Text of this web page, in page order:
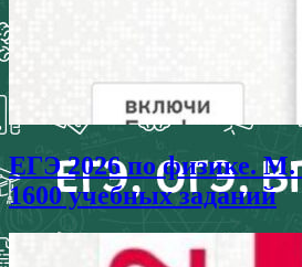
ЕГЭ 2026 по физике.
1600 учебных заданий